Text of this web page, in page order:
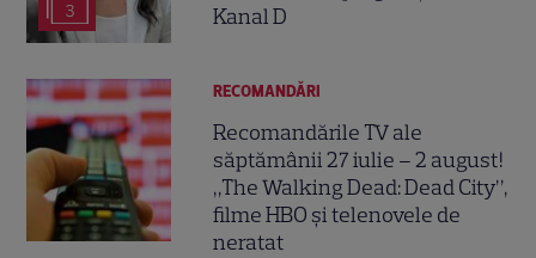
3
Kanal D
RECOMANDĂRI
Recomandările TV ale
săptămânii 27 iulie – 2 august!
„The Walking Dead: Dead City”,
filme HBO și telenovele de
neratat